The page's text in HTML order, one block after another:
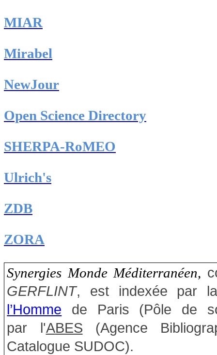
MIAR
Mirabel
NewJour
Open Science Directory
SHERPA-RoMEO
Ulrich's
ZDB
ZORA
Synergies Monde Méditerranéen,
GERFLINT, est indexée par
l’Homme de Paris (Pôle de
par l'ABES (Agence
Catalogue SUDOC).